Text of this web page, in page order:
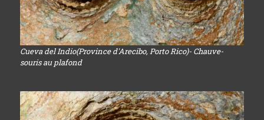
Cueva del Indio(Province d'Arecibo, Porto Rico)- Chauve-
souris au plafond